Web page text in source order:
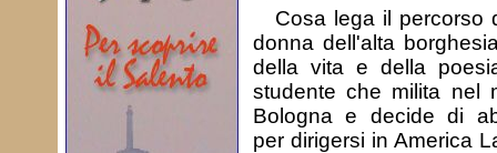
Cosa lega il percorso
donna dell'alta
della vita e della
studente che milita nel
Bologna e decide di
per dirigersi in America